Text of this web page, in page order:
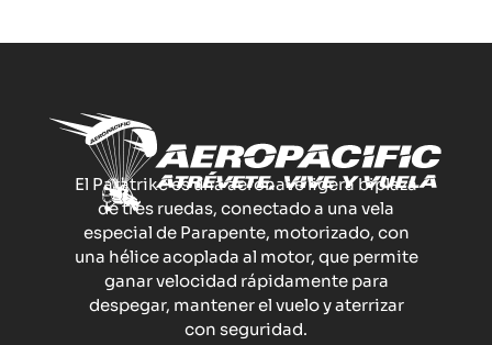
El Paratrike es una aeronave ligera biplaza
de tres ruedas, conectado a una vela
especial de Parapente, motorizado, con
una hélice acoplada al motor, que permite
ganar velocidad rápidamente para
despegar, mantener el vuelo y aterrizar
con seguridad.